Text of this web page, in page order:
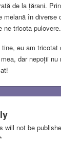
de la țărani.
melană în diverse
ne tricota pulovere.
eu am tricotat
dar nepoții nu
will not be
*